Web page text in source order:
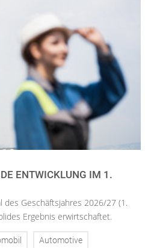
ENTWICKLUNG IM 1.
des Geschäftsjahres 2026/27 (1.
Ergebnis erwirtschaftet.
Automotive